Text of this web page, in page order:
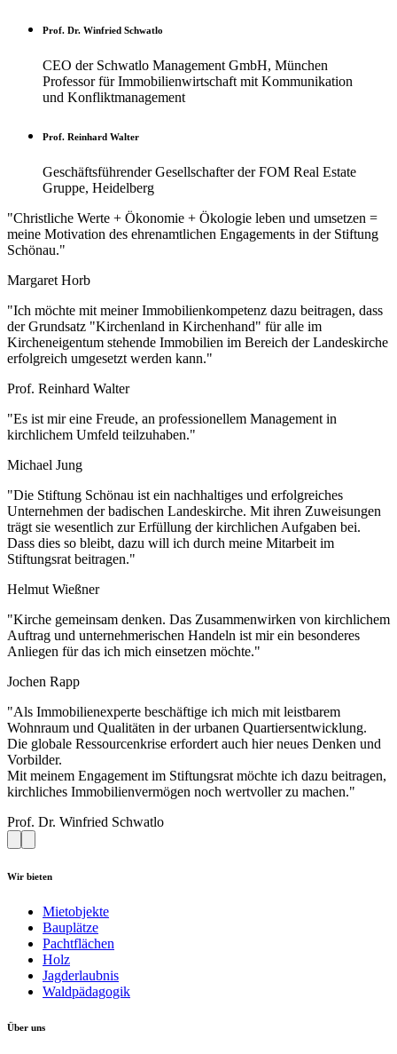
Prof. Dr. Winfried Schwatlo
CEO der Schwatlo Management GmbH, München
Professor für Immobilienwirtschaft mit Kommunikation
und Konfliktmanagement
Prof. Reinhard Walter
Geschäftsführender Gesellschafter der FOM Real Estate
Gruppe, Heidelberg
"Christliche Werte + Ökonomie + Ökologie leben und umsetzen =
meine Motivation des ehrenamtlichen Engagements in der Stiftung
Schönau."
Margaret Horb
"Ich möchte mit meiner Immobilienkompetenz dazu beitragen, dass
der Grundsatz "Kirchenland in Kirchenhand" für alle im
Kircheneigentum stehende Immobilien im Bereich der Landeskirche
erfolgreich umgesetzt werden kann."
Prof. Reinhard Walter
"Es ist mir eine Freude, an professionellem Management in
kirchlichem Umfeld teilzuhaben."
Michael Jung
"Die Stiftung Schönau ist ein nachhaltiges und erfolgreiches
Unternehmen der badischen Landeskirche. Mit ihren Zuweisungen
trägt sie wesentlich zur Erfüllung der kirchlichen Aufgaben bei.
Dass dies so bleibt, dazu will ich durch meine Mitarbeit im
Stiftungsrat beitragen."
Helmut Wießner
"Kirche gemeinsam denken. Das Zusammenwirken von kirchlichem
Auftrag und unternehmerischen Handeln ist mir ein besonderes
Anliegen für das ich mich einsetzen möchte."
Jochen Rapp
"Als Immobilienexperte beschäftige ich mich mit leistbarem
Wohnraum und Qualitäten in der urbanen Quartiersentwicklung.
Die globale Ressourcenkrise erfordert auch hier neues Denken und
Vorbilder.
Mit meinem Engagement im Stiftungsrat möchte ich dazu beitragen,
kirchliches Immobilienvermögen noch wertvoller zu machen."
Prof. Dr. Winfried Schwatlo
Wir bieten
Mietobjekte
Bauplätze
Pachtflächen
Holz
Jagderlaubnis
Waldpädagogik
Über uns